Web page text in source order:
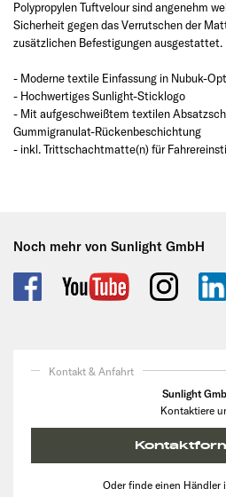
Polypropylen Tuftvelour sind angenehm
Sicherheit gegen das Verrutschen der
zusätzlichen Befestigungen ausgestattet.
- Moderne textile Einfassung in Nubuk-
- Hochwertiges Sunlight-Sticklogo
- Mit aufgeschweißtem textilen
Gummigranulat-Rückenbeschichtung
- inkl. Trittschachtmatte(n) für
Noch mehr von Sunlight GmbH
Kontakt & Anfahrt
Sunlight
Kontaktiere
Oder finde einen Händler